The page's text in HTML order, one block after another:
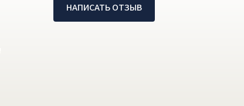
НАПИСАТЬ ОТЗЫВ